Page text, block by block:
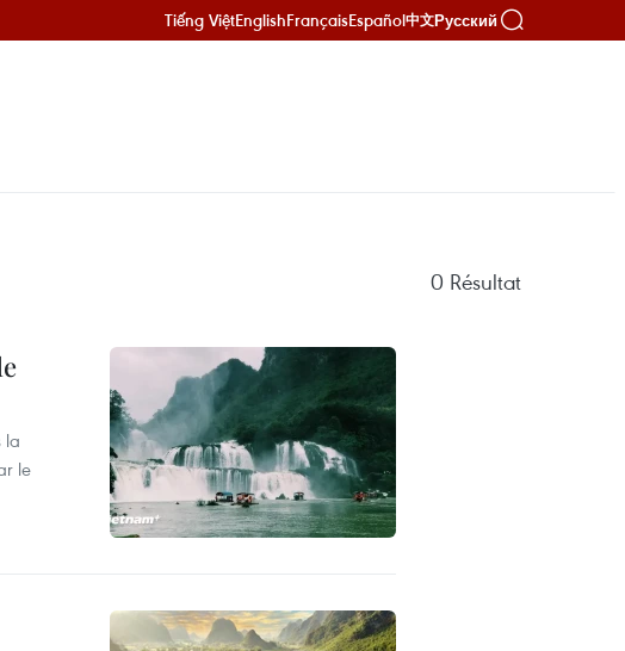
Tiếng ViệtEnglishFrançaisEspañol中文Русский
0 Résultat
la
le